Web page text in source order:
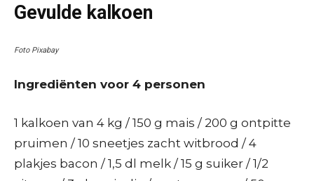
Gevulde kalkoen
Foto Pixabay
Ingrediënten voor 4 personen
1 kalkoen van 4 kg / 150 g mais / 200 g ontpitte
pruimen / 10 sneetjes zacht witbrood / 4
plakjes bacon / 1,5 dl melk / 15 g suiker / 1/2